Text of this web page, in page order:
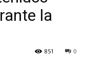
la
0
851